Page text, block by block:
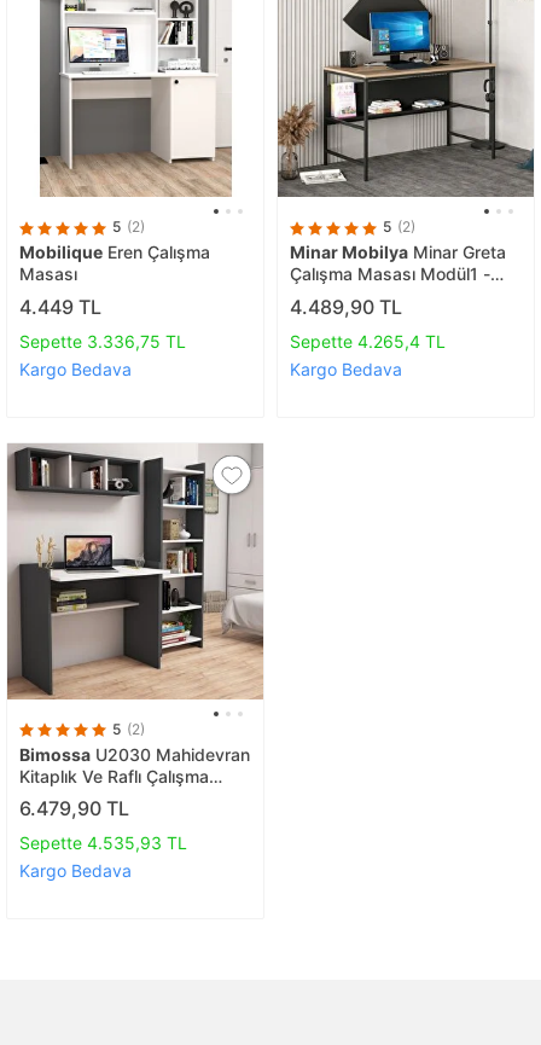
5 (2)
Mobilique Eren Çalışma
Masası
4.449 TL
Sepette 3.336,75 TL
Kargo Bedava
5 (2)
Minar Mobilya Minar Greta
Çalışma Masası Modül1 -
Dore/siyah
4.489,90 TL
Sepette 4.265,4 TL
Kargo Bedava
5 (2)
Bimossa U2030 Mahidevran
Kitaplık Ve Raflı Çalışma
Masası Antrasit/beyaz
6.479,90 TL
Sepette 4.535,93 TL
Kargo Bedava